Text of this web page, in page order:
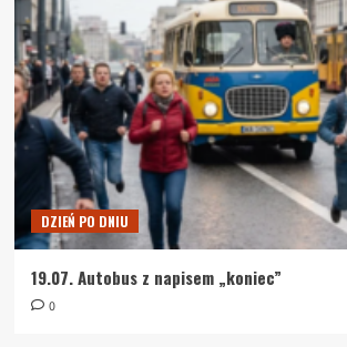
DZIEŃ PO DNIU
19.07. Autobus z napisem „koniec”
0